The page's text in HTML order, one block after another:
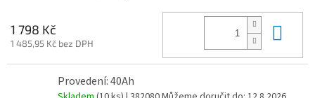
1 798 Kč
1 485,95 Kč bez DPH
Provedení: 40Ah